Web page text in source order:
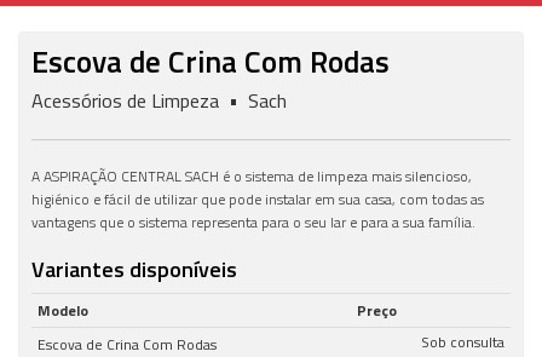
Escova de Crina Com Rodas
Acessórios de Limpeza • Sach
A ASPIRAÇÃO CENTRAL SACH é o sistema de limpeza mais silencioso,
higiénico e fácil de utilizar que pode instalar em sua casa, com todas as
vantagens que o sistema representa para o seu lar e para a sua família.
Variantes disponíveis
Modelo
Preço
Escova de Crina Com Rodas
Sob consulta